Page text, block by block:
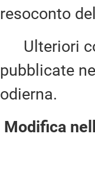
resoconto
Ulteriori
pubblicate
odierna.
Modifica